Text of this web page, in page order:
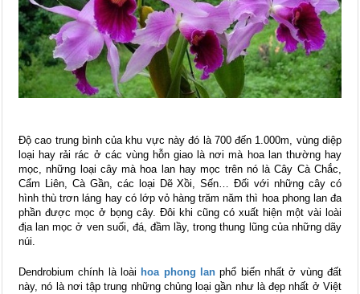
Độ cao trung bình của khu vực này đó là 700 đến 1.000m, vùng diệp
loại hay rải rác ở các vùng hỗn giao là nơi mà hoa lan thường hay
mọc, những loại cây mà hoa lan hay mọc trên nó là Cây Cà Chắc,
Cẩm Liên, Cà Gần, các loại Dẽ Xồi, Sến… Đối với những cây có
hình thù trơn láng hay có lớp vỏ hàng trăm năm thì hoa phong lan đa
phần được mọc ở bọng cây. Đôi khi cũng có xuất hiện một vài loài
địa lan mọc ở ven suối, đá, đầm lầy, trong thung lũng của những dãy
núi.
Dendrobium chính là loài hoa phong lan phổ biến nhất ở vùng đất
này, nó là nơi tập trung những chủng loại gần như là đẹp nhất ở Việt